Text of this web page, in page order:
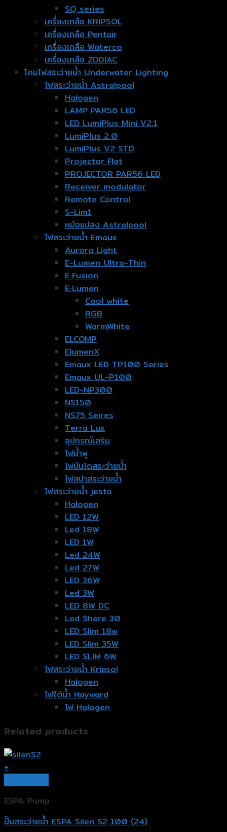
SQ series
เครื่องเกลือ KRIPSOL
เครื่องเกลือ Pentair
เครื่องเกลือ Waterco
เครื่องเกลือ ZODIAC
โคมไฟสระว่ายน้ำ Underwater Lighting
ไฟสระว่ายน้ำ Astralpool
Halogen
LAMP PAR56 LED
LED LumiPlus Mini V2.1
LumiPlus 2.0
LumiPlus V2 STD
Projector Flat
PROJECTOR PAR56 LED
Receiver modulator
Remote Control
S-Lim1
หม้อแปลง Astralpool
ไฟสระว่ายน้ำ Emaux
Aurora Light
E-Lumen Ultra-Thin
E‐Fusion
E‐Lumen
Cool white
RGB
WarmWhite
ELCOMP
ElumenX
Emaux LED TP100 Series
Emaux UL-P100
LED-NP300
NS150
NS75 Seires
Terra Lux
อุปกรณ์เสริม
ไฟน้ำพุ
ไฟบันไดสระว่ายน้ำ
ไฟสปาสระว่ายน้ำ
ไฟสระว่ายน้ำ jesta
Halogen
LED 12W
Led 18W
LED 1W
Led 24W
Led 27W
LED 36W
Led 3W
LED 8W DC
Led Shere 30
LED Slim 18w
LED Slim 35W
LED SLIM 6W
ไฟสระว่ายน้ำ Kripsol
Halogen
ไฟใต้น้ำ Hayward
ไฟ Halogen
Related products
+
ESPA Pump
ปั๊มสระว่ายน้ำ ESPA Silen S2 100 (24)